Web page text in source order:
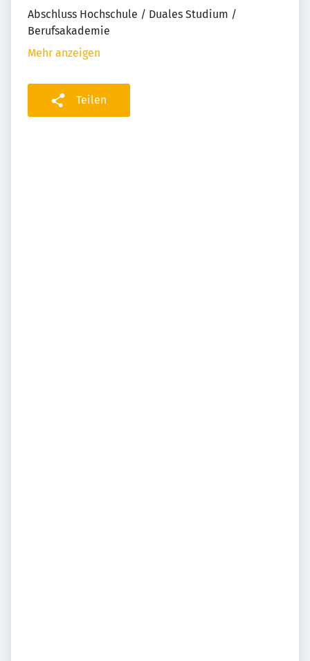
Abschluss Hochschule / Duales Studium /
Berufsakademie
Mehr anzeigen
Teilen